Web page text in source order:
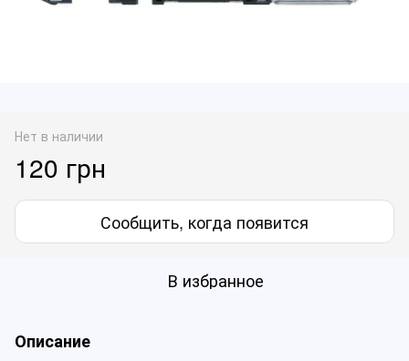
Нет в наличии
120 грн
Сообщить, когда появится
В избранное
Описание